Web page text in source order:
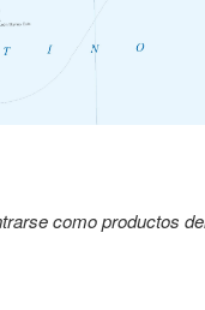
como productos